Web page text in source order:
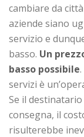
cambiare da
aziende siano
servizio e
basso. Un
basso possibile
servizi è
Se il
consegna, il
risulterebbe